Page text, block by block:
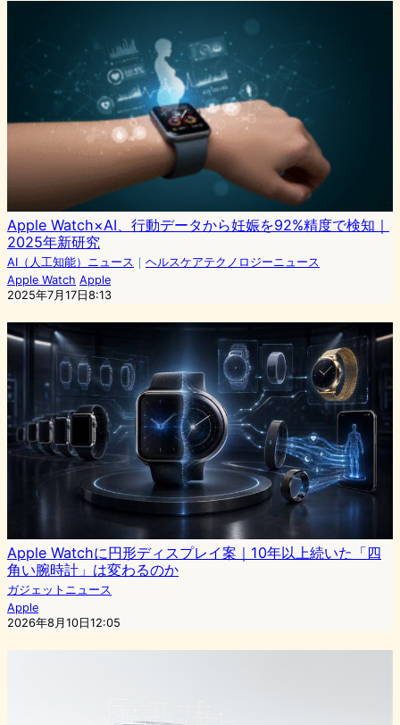
Apple Watch×AI、行動データから妊娠を92%精度で検知｜
2025年新研究
AI（人工知能）ニュース ｜ ヘルスケアテクノロジーニュース
Apple Watch Apple
2025年7月17日8:13
Apple Watchに円形ディスプレイ案｜10年以上続いた「四
角い腕時計」は変わるのか
ガジェットニュース
Apple
2026年8月10日12:05